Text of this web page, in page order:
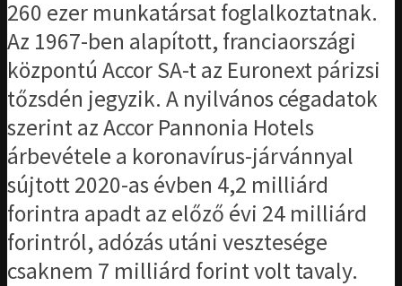
260 ezer munkatársat foglalkoztatnak.
Az 1967-ben alapított, franciaországi
központú Accor SA-t az Euronext párizsi
tőzsdén jegyzik. A nyilvános cégadatok
szerint az Accor Pannonia Hotels
árbevétele a koronavírus-járvánnyal
sújtott 2020-as évben 4,2 milliárd
forintra apadt az előző évi 24 milliárd
forintról, adózás utáni vesztesége
csaknem 7 milliárd forint volt tavaly.